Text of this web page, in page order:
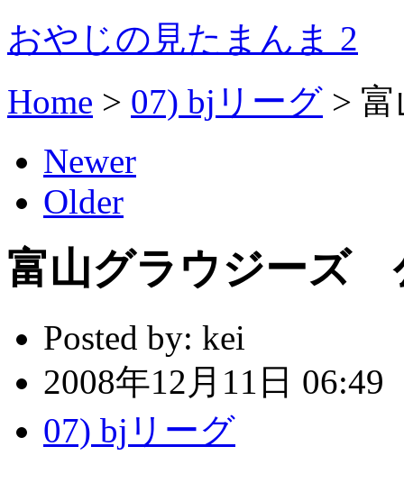
おやじの見たまんま 2
Home > 07) bjリーグ >
Newer
Older
富山グラウジーズ
Posted by: kei
2008年12月11日 06:49
07) bjリーグ